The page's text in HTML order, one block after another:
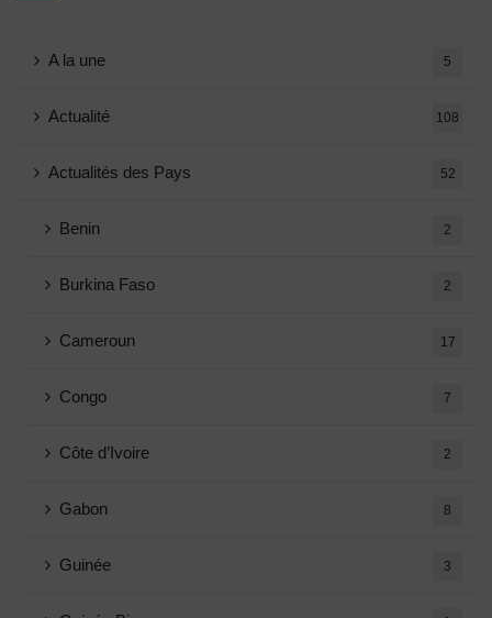
A la une 5
Actualité 108
Actualités des Pays 52
Benin 2
Burkina Faso 2
Cameroun 17
Congo 7
Côte d’Ivoire 2
Gabon 8
Guinée 3